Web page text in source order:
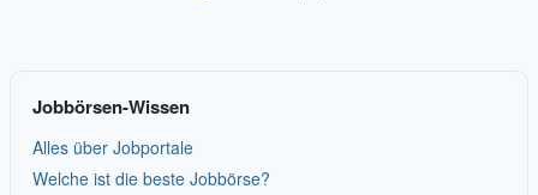
Jobbörsen-Wissen
Alles über Jobportale
Welche ist die beste Jobbörse?